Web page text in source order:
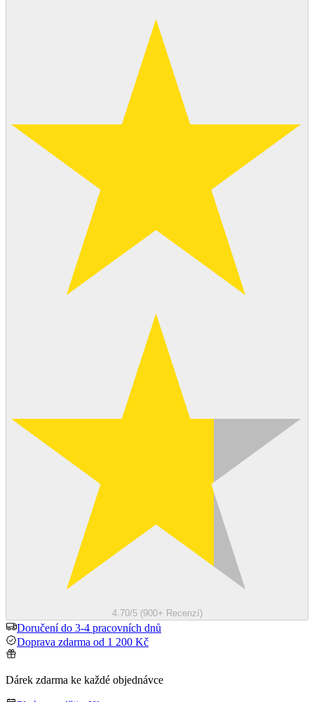
4.70/5 (900+ Recenzí)
Doručení do 3-4 pracovních dnů
Doprava zdarma od 1 200 Kč
Dárek zdarma ke každé objednávce